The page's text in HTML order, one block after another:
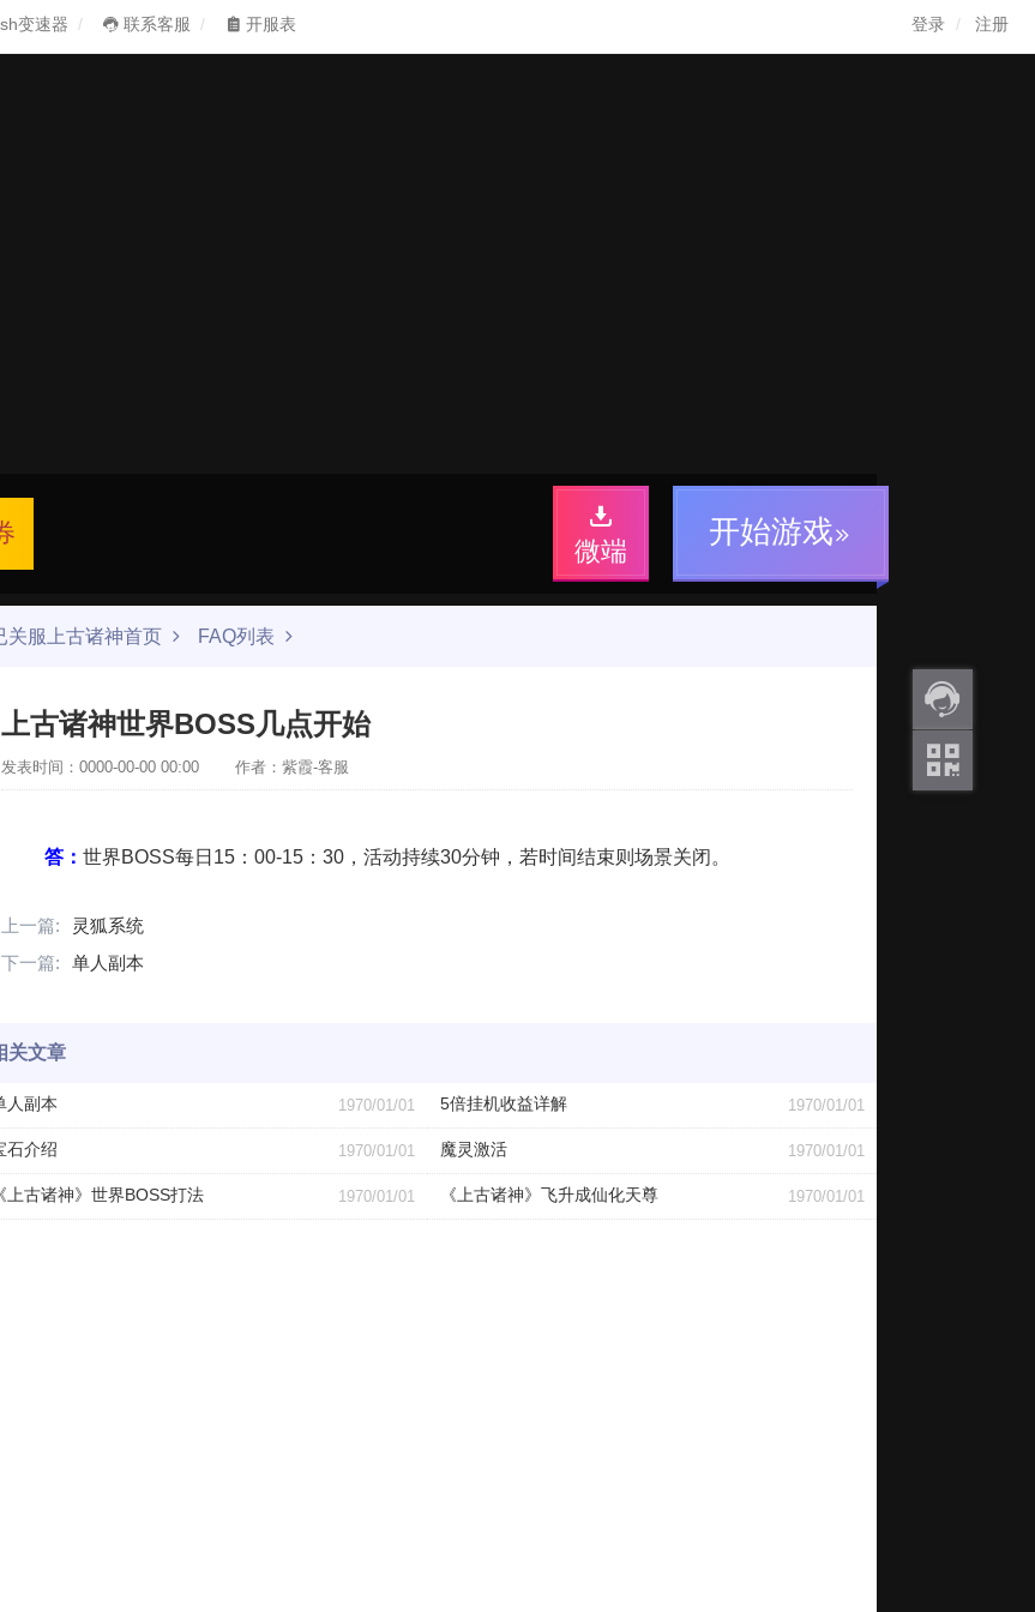
变速器 联系客服 开服表 登录 注册
微端
开始游戏
关服上古诸神首页 FAQ列表
上古诸神世界BOSS几点开始
发表时间：0000-00-00 00:00 作者：紫霞-客服
答： 世界BOSS每日15：00-15：30，活动持续30分钟，若时间结束则场景关闭。
上一篇:
灵狐系统
下一篇:
单人副本
关文章
1970/01/01
人副本 1970/01/01
5倍挂机收益详解
1970/01/01
石介绍 1970/01/01
魔灵激活
1970/01/01
《上古诸神》世界BOSS打法 1970/01/01
《上古诸神》飞升成仙化天尊
返利
咨询